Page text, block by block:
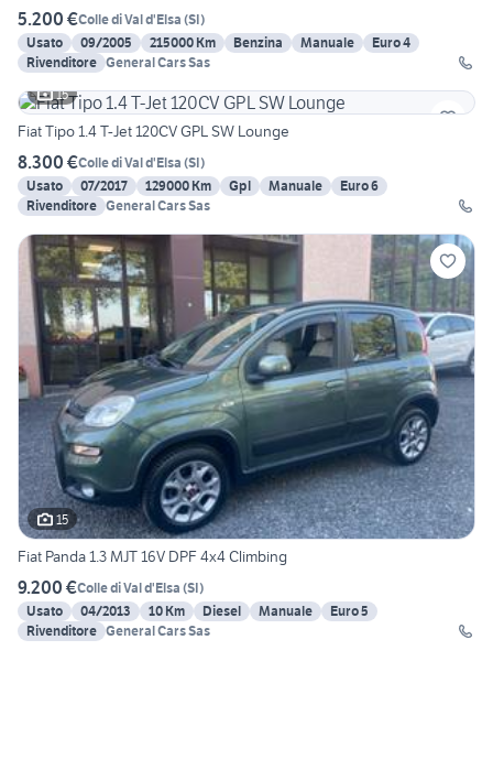
5.200 €Colle di Val d'Elsa (SI)
Usato
09/2005 215000 Km Benzina Manuale
Euro 4
Rivenditore General Cars Sas
15
Fiat Tipo 1.4 T-Jet 120CV GPL SW Lounge
8.300 €Colle di Val d'Elsa (SI)
Usato
07/2017 129000 Km Gpl Manuale
Euro 6
Rivenditore General Cars Sas
15
Fiat Panda 1.3 MJT 16V DPF 4x4 Climbing
9.200 €Colle di Val d'Elsa (SI)
Usato
04/2013 10 Km Diesel Manuale
Euro 5
Rivenditore General Cars Sas